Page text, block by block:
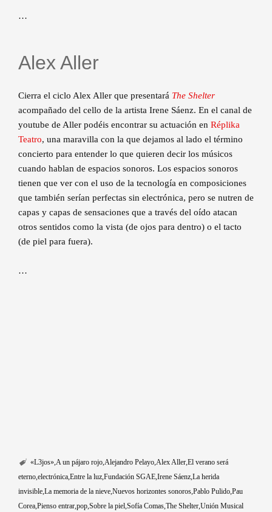
…
Alex Aller
Cierra el ciclo Alex Aller que presentará The Shelter
acompañado del cello de la artista Irene Sáenz. En el canal de
youtube de Aller podéis encontrar su actuación en Réplika
Teatro, una maravilla con la que dejamos al lado el término
concierto para entender lo que quieren decir los músicos
cuando hablan de espacios sonoros. Los espacios sonoros
tienen que ver con el uso de la tecnología en composiciones
que también serían perfectas sin electrónica, pero se nutren de
capas y capas de sensaciones que a través del oído atacan
otros sentidos como la vista (de ojos para dentro) o el tacto
(de piel para fuera).
…
«L3jos» A un pájaro rojo Alejandro Pelayo Alex Aller El verano será
eterno electrónica Entre la luz Fundación SGAE Irene Sáenz La herida
invisible La memoria de la nieve Nuevos horizontes sonoros Pablo Pulido Pau
Corea Pienso entrar pop Sobre la piel Sofía Comas The Shelter Unión Musical